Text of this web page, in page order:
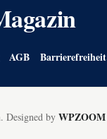
AGB Barrierefreiheit
Designed by WPZOOM